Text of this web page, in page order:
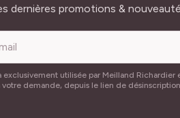
dernières promotions &
exclusivement utilisée par Meilland
demande, depuis le lien de